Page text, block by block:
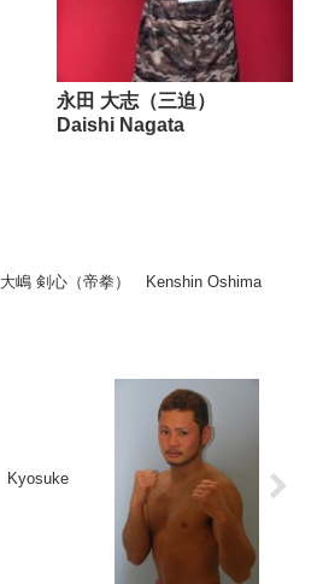
永田 大志（三迫）
Daishi Nagata
大嶋 剣心（帝拳） Kenshin Oshima